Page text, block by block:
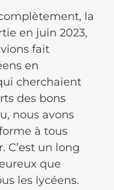
la
en juin 2023,
fait
en
cherchaient
des bons
nous avons
à tous
C’est un long
que
les lycéens.